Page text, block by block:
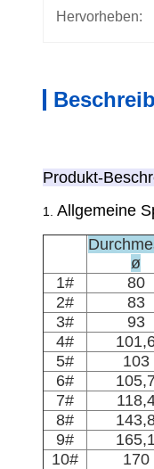
Hervorheben:
Produkt-
1. Allgemeine
ø
1#
80
2#
83
3#
93
4#
5#
103
6#
105,7
7#
8#
9#
10#
170